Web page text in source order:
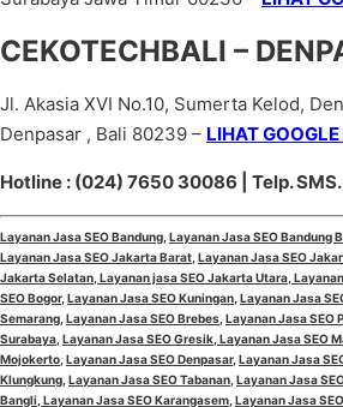
CEKOTECHBALI –
Jl. Akasia XVI No.10, Sumerta Kelod,
Denpasar , Bali 80239 – LIHAT
Hotline : (024) 7650 30086 | Telp.
Layanan Jasa SEO Bandung Layanan Jasa SEO Bandung
Layanan Jasa SEO Jakarta Barat Layanan Jasa SEO
Jakarta Selatan Layanan jasa SEO Jakarta Utara
SEO Bogor, Layanan Jasa SEO Kuningan Layanan Jasa
Semarang Layanan Jasa SEO Brebes Layanan Jasa SEO
Surabaya Layanan Jasa SEO Gresik Layanan Jasa SEO
Mojokerto Layanan Jasa SEO Denpasar, Layanan Jasa
Klungkung Layanan Jasa SEO Tabanan Layanan Jasa
Bangli Layanan Jasa SEO Karangasem Layanan Jasa